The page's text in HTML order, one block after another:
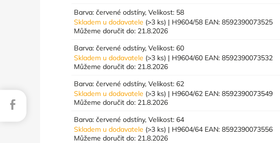
Barva: červené odstíny, Velikost: 58
Skladem u dodavatele (>3 ks) | H9604/58 EAN: 8592390073525
Můžeme doručit do: 21.8.2026
Barva: červené odstíny, Velikost: 60
Skladem u dodavatele (>3 ks) | H9604/60 EAN: 8592390073532
Můžeme doručit do: 21.8.2026
Barva: červené odstíny, Velikost: 62
Skladem u dodavatele (>3 ks) | H9604/62 EAN: 8592390073549
Můžeme doručit do: 21.8.2026
Barva: červené odstíny, Velikost: 64
Skladem u dodavatele (>3 ks) | H9604/64 EAN: 8592390073556
Můžeme doručit do: 21.8.2026